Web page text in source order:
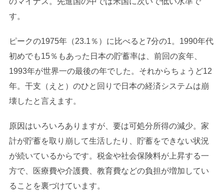
す。
ピークの1975年（23.1％）に比べると7分の1。1990年代
初めでも15％もあった日本の貯蓄率は、前回の亥年、
1993年が世界一の最後の年でした。それからちょうど12
年。干支（えと）のひと回りで日本の経済システムは崩
壊したと言えます。
原因はいろいろありますが、要は可処分所得の減少。家
計が貯蓄を取り崩して生活したり、貯蓄をできない状況
が続いているからです。税金や社会保険料が上昇する一
方で、医療費や介護費、教育費などの負担が増加してい
ることを裏づけています。